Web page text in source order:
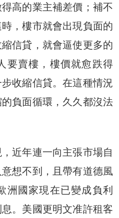
高的業主補差價；補不
，樓市就會出現負面的
信貸，就會逼使更多的
要賣樓，樓價就愈跌得
收縮信貸。在這種情況
負面循環，久久都沒法
近年連一向主張市場自
想不到，且帶有道德風
洲國家現在已變成負利
。美國更明文准許租客